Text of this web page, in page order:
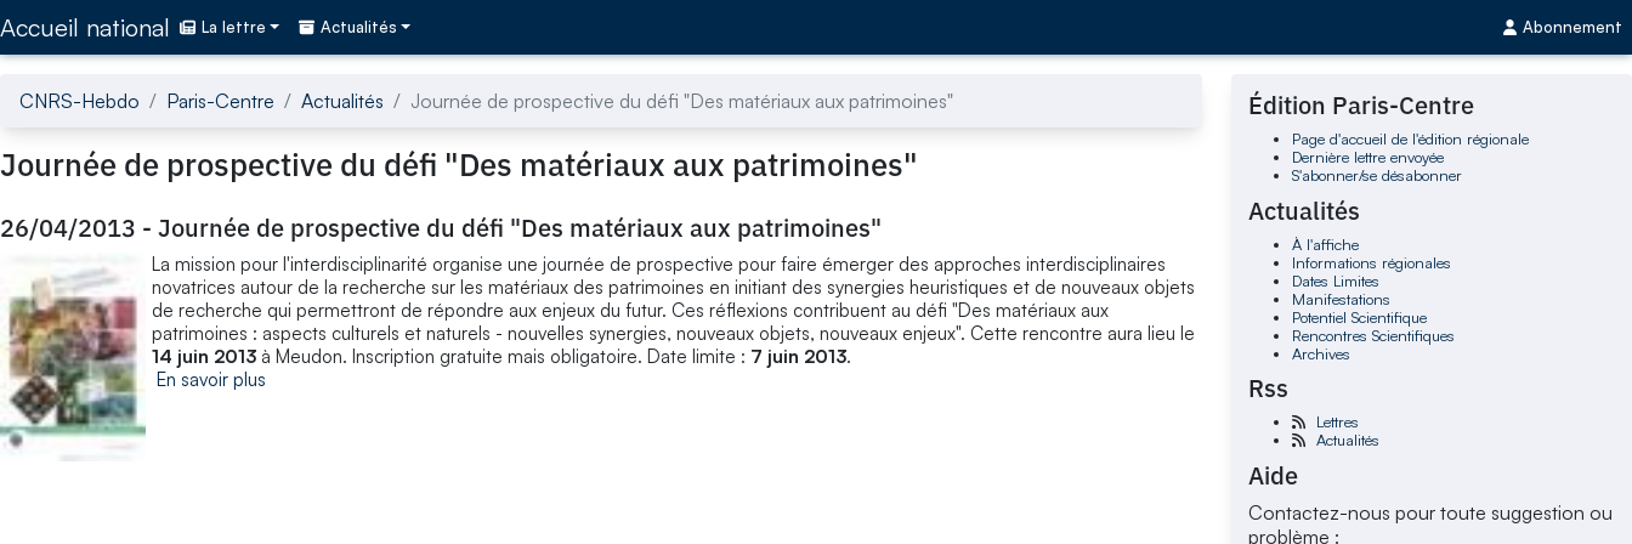
Accueil national La lettre Actualités Abonnement
CNRS-Hebdo Paris-Centre Actualités Journée de prospective du défi "Des matériaux aux patrimoines"
Journée de prospective du défi "Des matériaux aux patrimoines"
26/04/2013 - Journée de prospective du défi "Des matériaux aux patrimoines"
La mission pour l'interdisciplinarité organise une journée de prospective pour faire émerger des approches interdisciplinaires
novatrices autour de la recherche sur les matériaux des patrimoines en initiant des synergies heuristiques et de nouveaux objets
de recherche qui permettront de répondre aux enjeux du futur. Ces réflexions contribuent au défi "Des matériaux aux
patrimoines : aspects culturels et naturels - nouvelles synergies, nouveaux objets, nouveaux enjeux". Cette rencontre aura lieu le
14 juin 2013 à Meudon. Inscription gratuite mais obligatoire. Date limite : 7 juin 2013.
En savoir plus
Édition Paris-Centre
Page d'accueil de l'édition régionale
Dernière lettre envoyée
S'abonner/se désabonner
Actualités
À l'affiche
Informations régionales
Dates Limites
Manifestations
Potentiel Scientifique
Rencontres Scientifiques
Archives
Rss
Lettres
Actualités
Aide
Contactez-nous pour toute suggestion ou
problème :